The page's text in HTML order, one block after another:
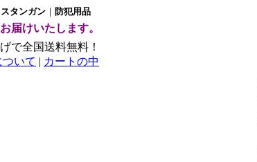
スタンガン ｜ 防犯用品
届けいたします。
で全国送料無料！
いて | カートの中